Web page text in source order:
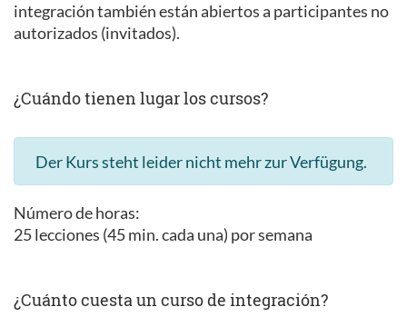
integración también están abiertos a participantes no
autorizados (invitados).
¿Cuándo tienen lugar los cursos?
Der Kurs steht leider nicht mehr zur Verfügung.
Número de horas:
25 lecciones (45 min. cada una) por semana
¿Cuánto cuesta un curso de integración?